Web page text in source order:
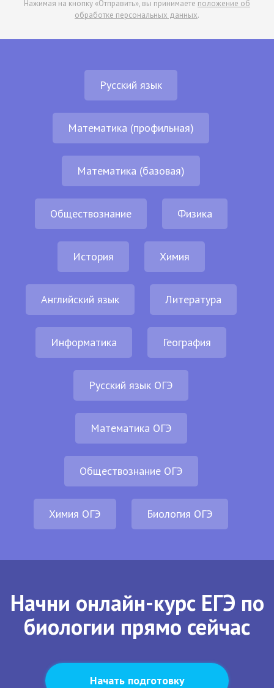
Нажимая на кнопку «Отправить», вы принимаете положение об
обработке персональных данных.
Русский язык
Математика (профильная)
Математика (базовая)
Обществознание Физика
История Химия
Английский язык Литература
Информатика География
Русский язык ОГЭ
Математика ОГЭ
Обществознание ОГЭ
Химия ОГЭ Биология ОГЭ
Начни онлайн-курс ЕГЭ по
биологии прямо сейчас
Начать подготовку